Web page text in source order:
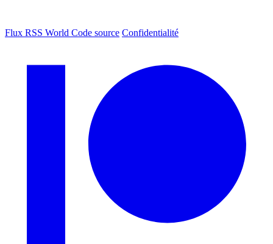
Flux RSS World Code source Confidentialité